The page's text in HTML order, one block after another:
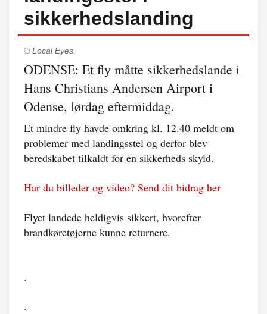
sikkerhedslanding
© Local Eyes.
ODENSE: Et fly måtte sikkerhedslande i
Hans Christians Andersen Airport i
Odense, lørdag eftermiddag.
Et mindre fly havde omkring kl. 12.40 meldt om
problemer med landingsstel og derfor blev
beredskabet tilkaldt for en sikkerheds skyld.
Har du billeder og video? Send dit bidrag her
Flyet landede heldigvis sikkert, hvorefter
brandkøretøjerne kunne returnere.
.
.